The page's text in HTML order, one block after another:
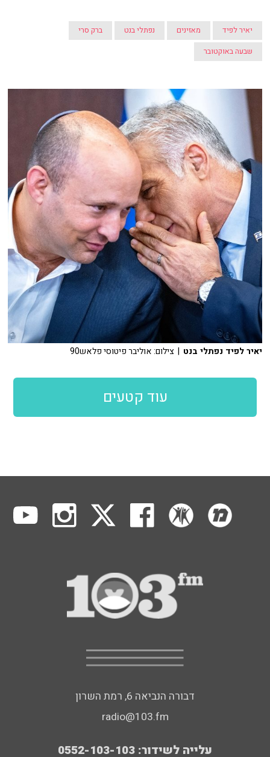
יאיר לפיד מאזינים נפתלי בנט
ברק סרי
שבעה באוקטובר
יאיר לפיד נפתלי בנט | צילום: אוליבר פיטוסי פלאש90
עוד קטעים
דבורה הנביאה 6, רמת השרון
radio@103.fm
עלייה לשידור: 0552-103-103